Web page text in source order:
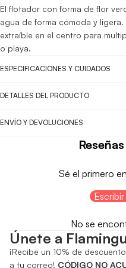
El flotador con forma de flor
agua de forma cómoda y
extraíble en el centro para
o playa.
ESPECIFICACIONES Y CUIDADOS
DETALLES DEL PRODUCTO
ENVÍO Y DEVOLUCIONES
Sé el primero
No se
Únete a
¡Recibe un 10% de
a tu correo! CÓDIGO NO